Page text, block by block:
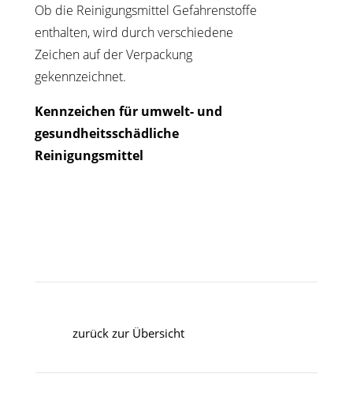
Ob die Reinigungsmittel Gefahrenstoffe
enthalten, wird durch verschiedene
Zeichen auf der Verpackung
gekennzeichnet.
Kennzeichen für umwelt- und
gesundheitsschädliche
Reinigungsmittel
zurück zur Übersicht